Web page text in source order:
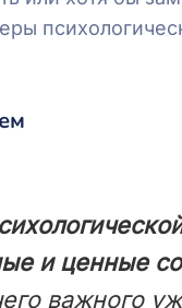
и ценные
важного